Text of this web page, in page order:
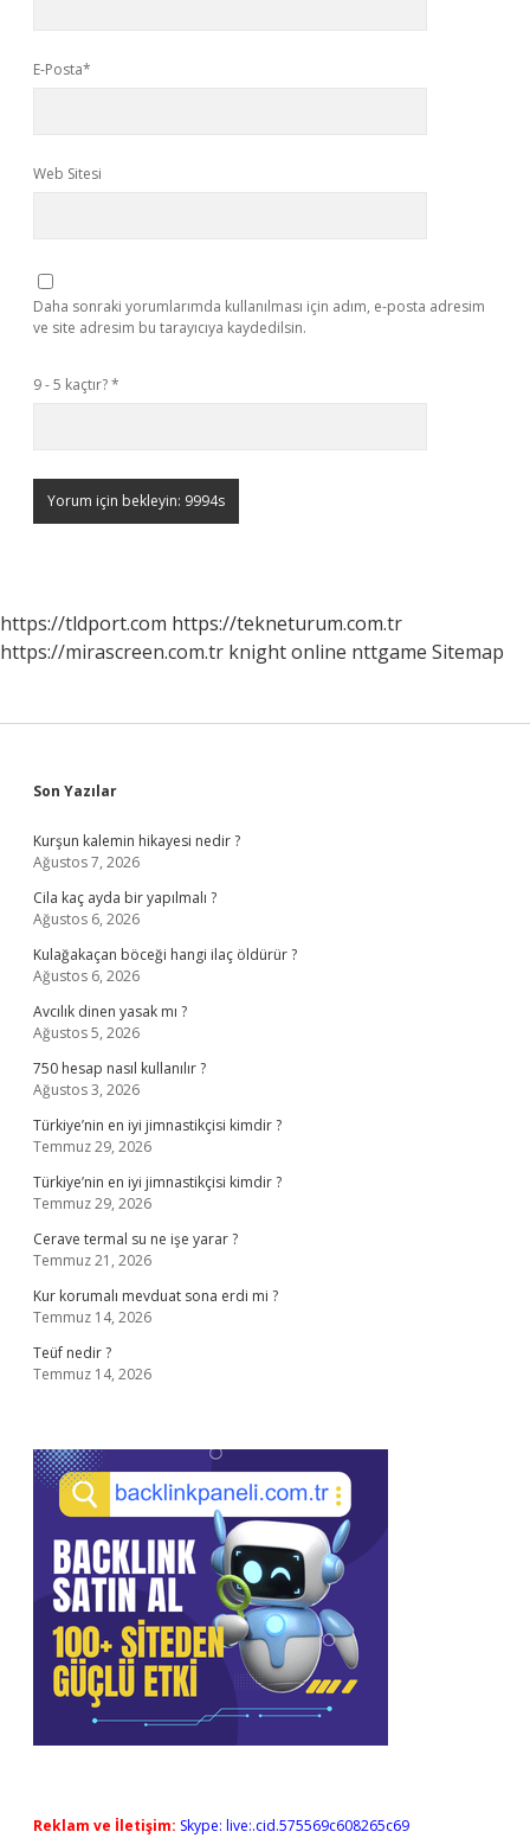
E-Posta*
Web Sitesi
Daha sonraki yorumlarımda kullanılması için adım, e-posta adresim
ve site adresim bu tarayıcıya kaydedilsin.
9 - 5 kaçtır?*
https://tldport.com https://tekneturum.com.tr
https://mirascreen.com.tr knight online nttgame Sitemap
Sidebar
Son Yazılar
Kurşun kalemin hikayesi nedir ?
Ağustos 7, 2026
Cila kaç ayda bir yapılmalı ?
Ağustos 6, 2026
Kulağakaçan böceği hangi ilaç öldürür ?
Ağustos 6, 2026
Avcılık dinen yasak mı ?
Ağustos 5, 2026
750 hesap nasıl kullanılır ?
Ağustos 3, 2026
Türkiye’nin en iyi jimnastikçisi kimdir ?
Temmuz 29, 2026
Türkiye’nin en iyi jimnastikçisi kimdir ?
Temmuz 29, 2026
Cerave termal su ne işe yarar ?
Temmuz 21, 2026
Kur korumalı mevduat sona erdi mi ?
Temmuz 14, 2026
Teüf nedir ?
Temmuz 14, 2026
Reklam ve İletişim: Skype: live:.cid.575569c608265c69